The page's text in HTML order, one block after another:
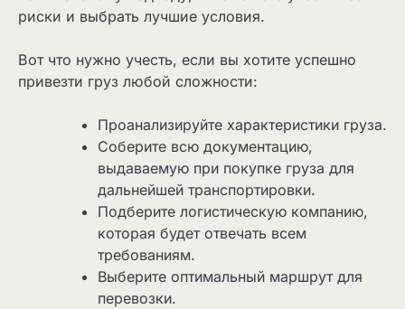
риски и выбрать лучшие условия.
Вот что нужно учесть, если вы хотите успешно
привезти груз любой сложности:
Проанализируйте характеристики груза.
Соберите всю документацию,
выдаваемую при покупке груза для
дальнейшей транспортировки.
Подберите логистическую компанию,
которая будет отвечать всем
требованиям.
Выберите оптимальный маршрут для
перевозки.